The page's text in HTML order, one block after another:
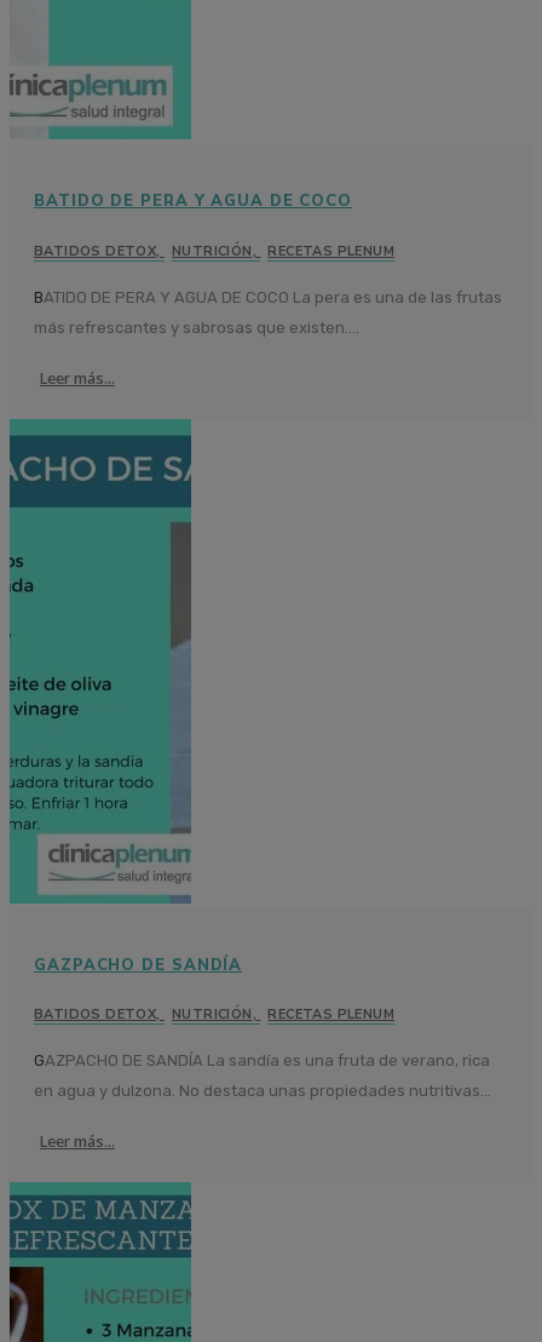
BATIDO DE PERA Y AGUA DE COCO
BATIDOS DETOX, NUTRICIÓN , RECETAS PLENUM
BATIDO DE PERA Y AGUA DE COCO La pera es una de las frutas
más refrescantes y sabrosas que existen....
Leer más...
GAZPACHO DE SANDÍA
BATIDOS DETOX, NUTRICIÓN , RECETAS PLENUM
GAZPACHO DE SANDÍA La sandía es una fruta de verano, rica
en agua y dulzona. No destaca unas propiedades nutritivas...
Leer más...